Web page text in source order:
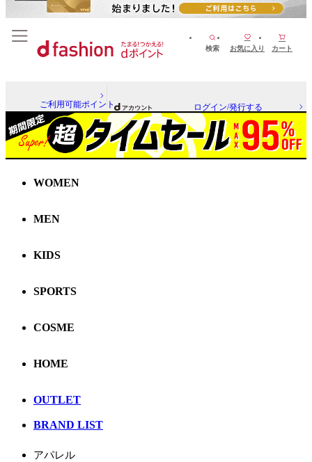
検索 お気に入り カート
ご利用可能ポイント ログイン/発行する
WOMEN
MEN
KIDS
SPORTS
COSME
HOME
OUTLET
BRAND LIST
アパレル